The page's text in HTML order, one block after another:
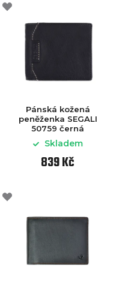
Pánská kožená
peněženka SEGALI
50759 černá
Skladem
839 Kč